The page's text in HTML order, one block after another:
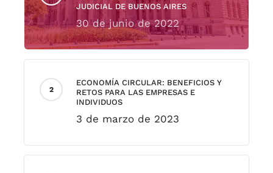
JUDICIAL DE BUENOS AIRES
30 de junio de 2022
ECONOMÍA CIRCULAR: BENEFICIOS Y
RETOS PARA LAS EMPRESAS E
INDIVIDUOS
3 de marzo de 2023